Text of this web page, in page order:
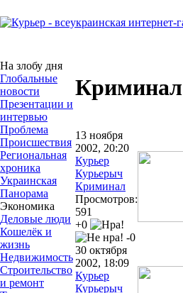
На злобу дня
Глобальные
новости
Презентации и
интервью
Проблема
Происшествия
Региональная
хроника
Украинская
Панорама
Экономика
Деловые люди
Кошелёк и
жизнь
Недвижимость
Строительство
и ремонт
Криминал
13 ноября
2002, 20:20
Курьер
Курьерыч
Криминал
Просмотров:
591
+0
-0
30 октября
2002, 18:09
Курьер
Курьерыч